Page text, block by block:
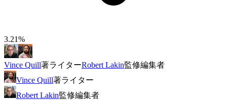
3.21%
Vince Quill著ライターRobert Lakin監修編集者
Vince Quill著ライター
Robert Lakin監修編集者